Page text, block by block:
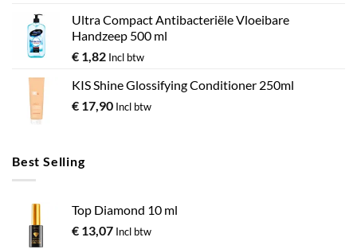
Ultra Compact Antibacteriële Vloeibare
Handzeep 500 ml
€ 1,82 Incl btw
KIS Shine Glossifying Conditioner 250ml
€ 17,90 Incl btw
Best Selling
Top Diamond 10 ml
€ 13,07 Incl btw